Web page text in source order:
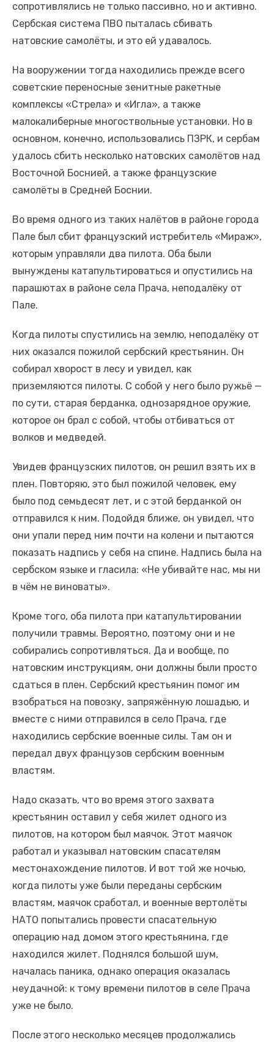
сопротивлялись не только пассивно, но и активно.
Сербская система ПВО пыталась сбивать
натовские самолёты, и это ей удавалось.
На вооружении тогда находились прежде всего
советские переносные зенитные ракетные
комплексы «Стрела» и «Игла», а также
малокалиберные многоствольные установки. Но в
основном, конечно, использовались ПЗРК, и сербам
удалось сбить несколько натовских самолётов над
Восточной Боснией, а также французские
самолёты в Средней Боснии.
Во время одного из таких налётов в районе города
Пале был сбит французский истребитель «Мираж»,
которым управляли два пилота. Оба были
вынуждены катапультироваться и опустились на
парашютах в районе села Прача, неподалёку от
Пале.
Когда пилоты спустились на землю, неподалёку от
них оказался пожилой сербский крестьянин. Он
собирал хворост в лесу и увидел, как
приземляются пилоты. С собой у него было ружьё —
по сути, старая берданка, однозарядное оружие,
которое он брал с собой, чтобы отбиваться от
волков и медведей.
Увидев французских пилотов, он решил взять их в
плен. Повторяю, это был пожилой человек, ему
было под семьдесят лет, и с этой берданкой он
отправился к ним. Подойдя ближе, он увидел, что
они упали перед ним почти на колени и пытаются
показать надпись у себя на спине. Надпись была на
сербском языке и гласила: «Не убивайте нас, мы ни
в чём не виноваты».
Кроме того, оба пилота при катапультировании
получили травмы. Вероятно, поэтому они и не
собирались сопротивляться. Да и вообще, по
натовским инструкциям, они должны были просто
сдаться в плен. Сербский крестьянин помог им
взобраться на повозку, запряжённую лошадью, и
вместе с ними отправился в село Прача, где
находились сербские военные силы. Там он и
передал двух французов сербским военным
властям.
Надо сказать, что во время этого захвата
крестьянин оставил у себя жилет одного из
пилотов, на котором был маячок. Этот маячок
работал и указывал натовским спасателям
местонахождение пилотов. И вот той же ночью,
когда пилоты уже были переданы сербским
властям, маячок сработал, и военные вертолёты
НАТО попытались провести спасательную
операцию над домом этого крестьянина, где
находился жилет. Поднялся большой шум,
началась паника, однако операция оказалась
неудачной: к тому времени пилотов в селе Прача
уже не было.
После этого несколько месяцев продолжались